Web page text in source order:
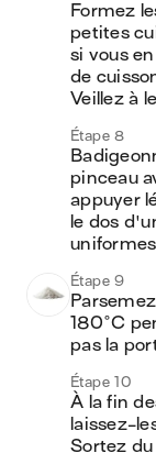
Formez
petites
si vous
de
Veillez à
Étape 8
pinceau
appuyer
le dos
Étape 9
180°C
pas la
Étape 10
À la fin
laissez-
Sortez